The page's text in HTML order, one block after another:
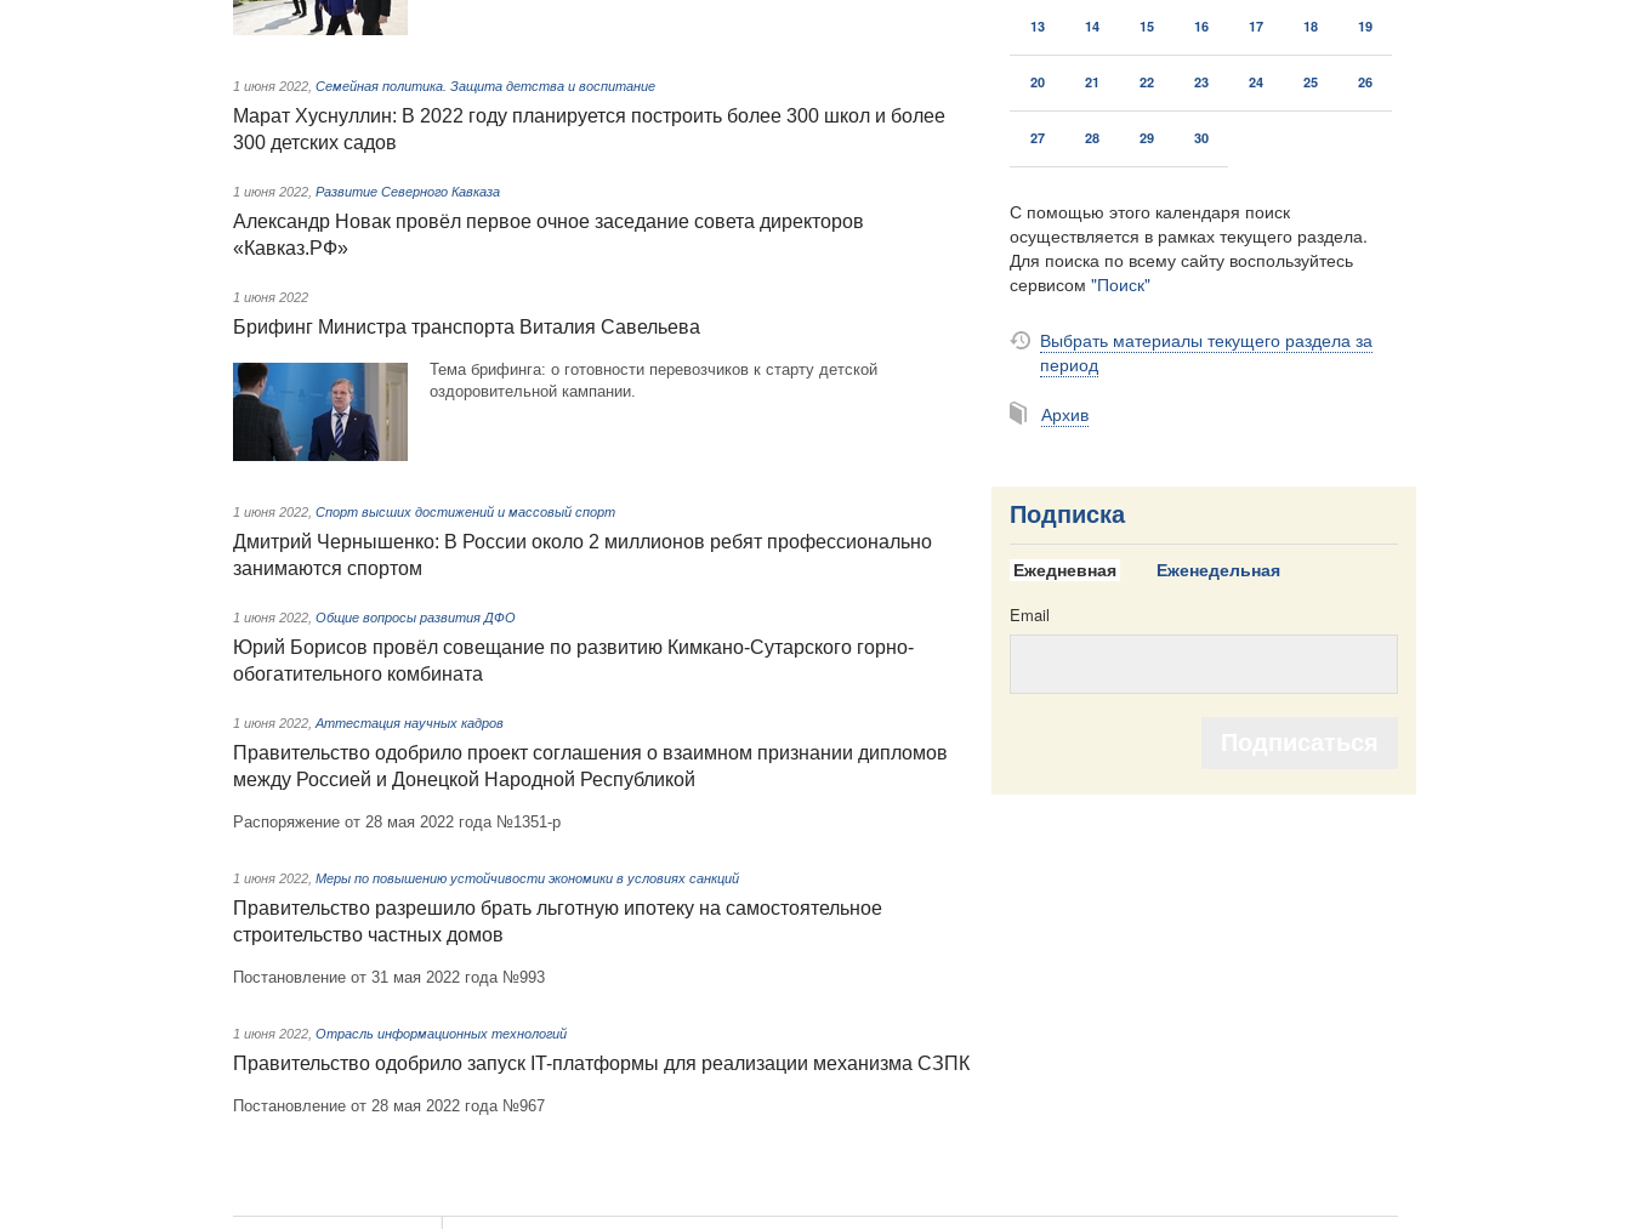
1 июня 2022 Семейная политика. Защита детства и воспитание
Марат Хуснуллин: В 2022 году планируется построить более 300 школ и более
300 детских садов
1 июня 2022 Развитие Северного Кавказа
Александр Новак провёл первое очное заседание совета директоров
«Кавказ.РФ»
1 июня 2022
Брифинг Министра транспорта Виталия Савельева
Тема брифинга: о готовности перевозчиков к старту детской
оздоровительной кампании.
1 июня 2022 Спорт высших достижений и массовый спорт
Дмитрий Чернышенко: В России около 2 миллионов ребят профессионально
занимаются спортом
1 июня 2022 Общие вопросы развития ДФО
Юрий Борисов провёл совещание по развитию Кимкано-Сутарского горно-
обогатительного комбината
1 июня 2022 Аттестация научных кадров
Правительство одобрило проект соглашения о взаимном признании дипломов
между Россией и Донецкой Народной Республикой
Распоряжение от 28 мая 2022 года №1351-р
1 июня 2022 Меры по повышению устойчивости экономики в условиях санкций
Правительство разрешило брать льготную ипотеку на самостоятельное
строительство частных домов
Постановление от 31 мая 2022 года №993
1 июня 2022 Отрасль информационных технологий
Правительство одобрило запуск IT-платформы для реализации механизма СЗПК
Постановление от 28 мая 2022 года №967
13 14 15 16 17 18 19
20 21 22 23 24 25 26
27 28 29 30
С помощью этого календаря поиск
осуществляется в рамках текущего раздела.
Для поиска по всему сайту воспользуйтесь
сервисом "Поиск"
Выбрать материалы текущего раздела за
период
Архив
Подписка
Ежедневная Еженедельная
Email